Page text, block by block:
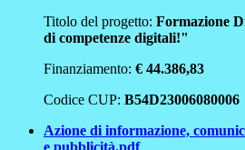
Titolo del progetto: Formazione
di competenze digitali!"
Finanziamento: € 44.386,83
Codice CUP: B54D23006080006
Azione di informazione,